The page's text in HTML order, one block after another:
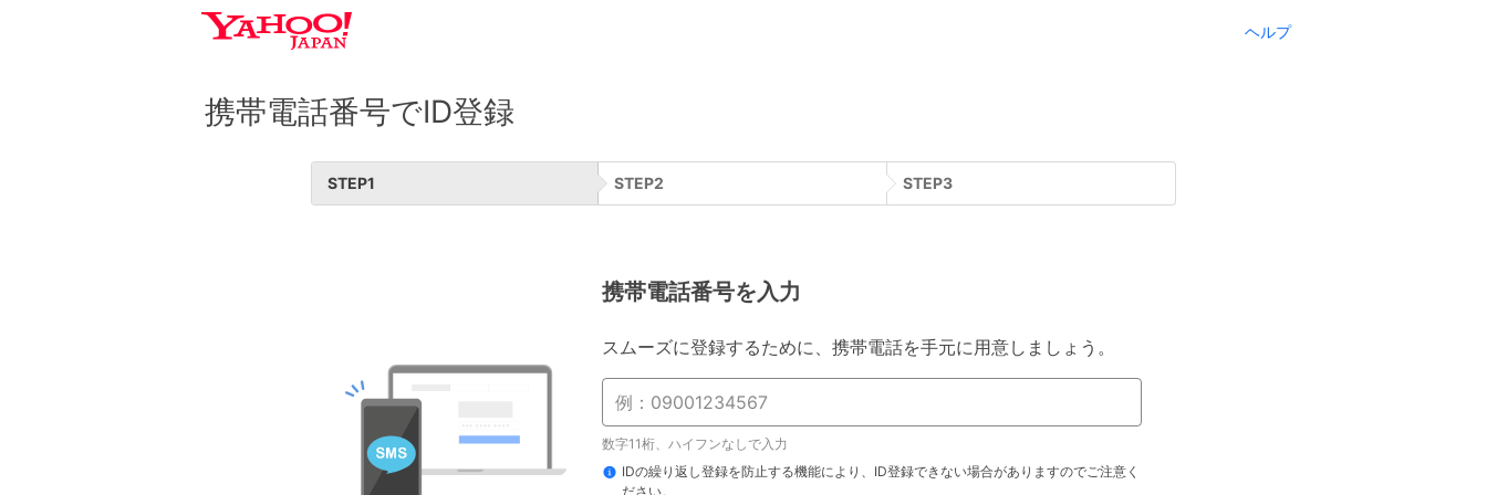
ヘルプ
携帯電話番号でID登録
STEP1 STEP2 STEP3
携帯電話番号を入力
スムーズに登録するために、携帯電話を手元に用意しましょう。
数字11桁、ハイフンなしで入力
IDの繰り返し登録を防止する機能により、ID登録できない場合がありますのでご注意く
ださい。